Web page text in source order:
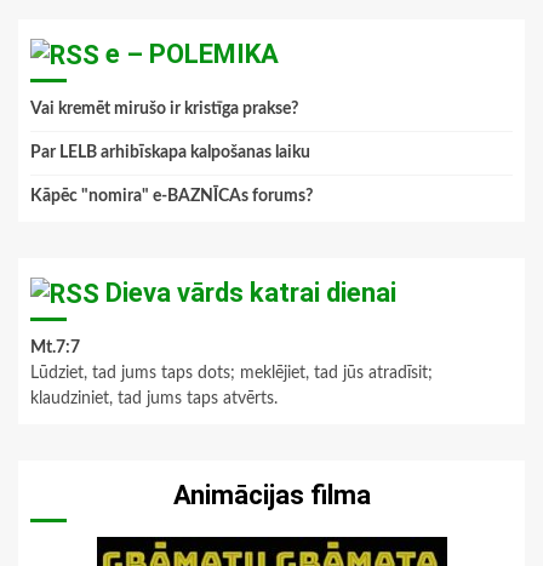
e – POLEMIKA
Vai kremēt mirušo ir kristīga prakse?
Par LELB arhibīskapa kalpošanas laiku
Kāpēc "nomira" e-BAZNĪCAs forums?
Dieva vārds katrai dienai
Mt.7:7
Lūdziet, tad jums taps dots; meklējiet, tad jūs atradīsit;
klaudziniet, tad jums taps atvērts.
Animācijas filma